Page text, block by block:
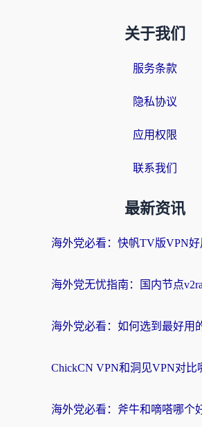
关于我们
服务条款
隐私协议
应用权限
联系我们
最新资讯